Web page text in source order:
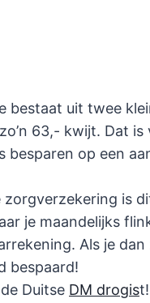
bestaat uit twee
63,- kwijt. Dat
op een
zorgverzekering is
je maandelijks
Als je
bespaard!
Duitse DM drogist!